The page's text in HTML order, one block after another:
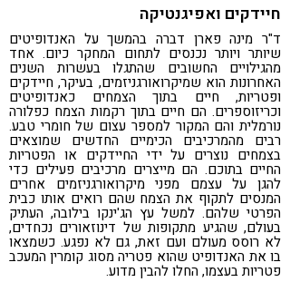
חיידקים ואפיגנטיקה
ד"ר מינה פארן דברה בהמשך על האנדופיטים
שיותר ויותר נכנסים לתחום המחקר כיום. אחד
מהגילויים החשובים שהתגלו בעשרות השנים
האחרונות הוא שמיקרואורגניזמים, בעיקר, חיידקים
ופטריות, חיים בתוך הצמחים כאנדופיטים
וכריזוספרים. הם חיים בתוך רקמות הצמח כפלורה
נורמלית והם המקור למספר עצום של חומרי טבע.
רבים מהמרכיבים הכימיים החדשים שמוצאים
בצמחים נוצרים על ידי החיידקים או הפטריות
החיים בתוכם. הם מייצרים מרכיבים פעילים כדי
להגן על עצמם מפני מיקרואורגניזמים אחרים
המנסים לתקוף את הצמח שהם רואים אותו כבית
הפרטי שלהם. למשל עץ הג'ינקו בילובה, העתיק
בעולם, שהגיע מתקופות של דינוזאורים נכחדים,
לא רוסס מעולם ועם זאת, גם לא נפגע. כשמצאו
בו את האנדופיט שהוא פטריה מסוג קומרין המעכב
פטריות בעצמו, החלו להבין מדוע.